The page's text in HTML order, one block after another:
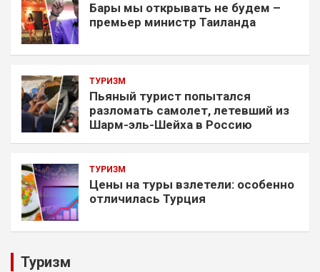
Бары мы открывать не будем –
премьер министр Таиланда
ТУРИЗМ
Пьяный турист попытался
разломать самолет, летевший из
Шарм-эль-Шейха в Россию
ТУРИЗМ
Цены на туры взлетели: особенно
отличилась Турция
Туризм